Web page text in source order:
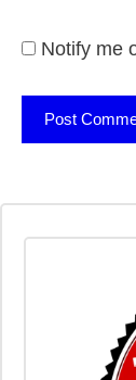
Notify me